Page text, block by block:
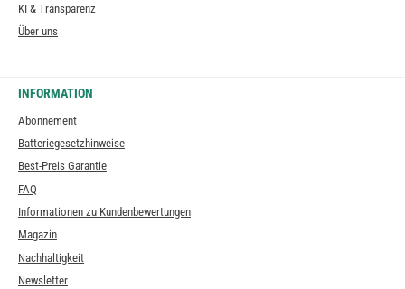
KI & Transparenz
Über uns
INFORMATION
Abonnement
Batteriegesetzhinweise
Best-Preis Garantie
FAQ
Informationen zu Kundenbewertungen
Magazin
Nachhaltigkeit
Newsletter